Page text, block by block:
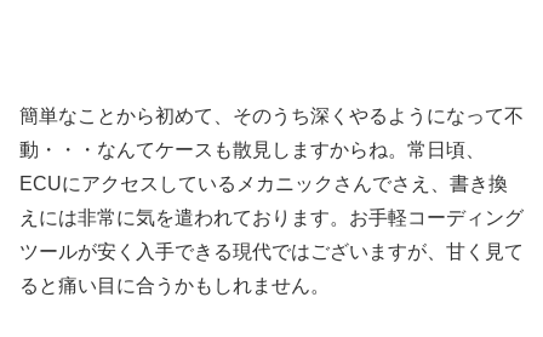
簡単なことから初めて、そのうち深くやるようになって不
動・・・なんてケースも散見しますからね。常日頃、
ECUにアクセスしているメカニックさんでさえ、書き換
えには非常に気を遣われております。お手軽コーディング
ツールが安く入手できる現代ではございますが、甘く見て
ると痛い目に合うかもしれません。